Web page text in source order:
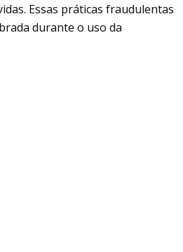
Essas práticas fraudulentas
durante o uso da